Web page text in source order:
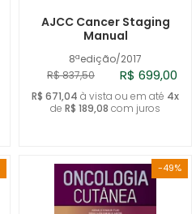
8ªedição/2017
AJCC Cancer Staging
Manual
R$ 837,50 R$ 699,00
R$ 671,04 à vista ou em até 4x
de R$ 189,08 com juros
-49%